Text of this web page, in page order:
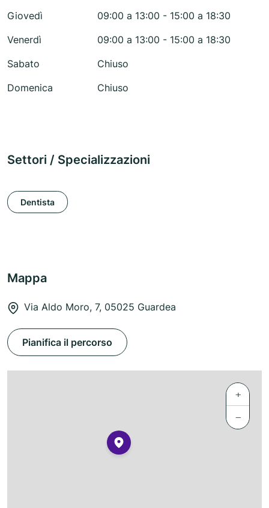
Giovedì
09:00 a 13:00 - 15:00 a 18:30
Venerdì
09:00 a 13:00 - 15:00 a 18:30
Sabato
Chiuso
Domenica
Chiuso
Settori / Specializzazioni
Dentista
Mappa
Via Aldo Moro, 7, 05025 Guardea
Pianifica il percorso
+
−